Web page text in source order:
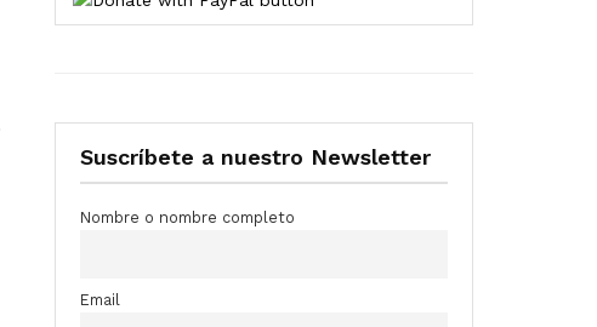
Suscríbete a nuestro Newsletter
Nombre o nombre completo
Email